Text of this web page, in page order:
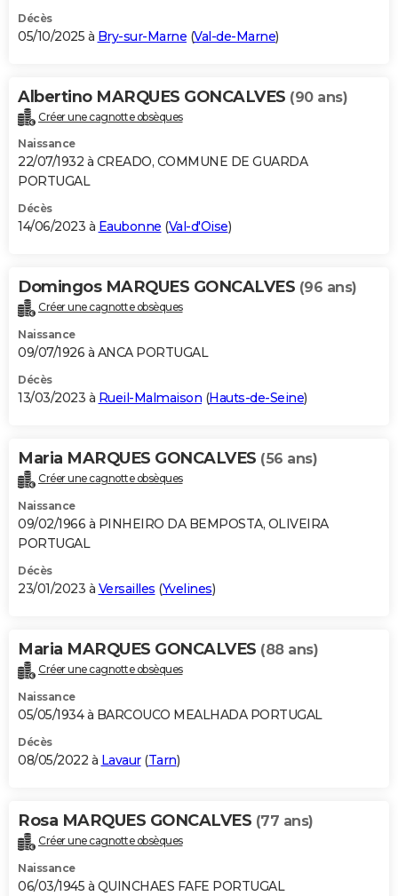
Décès
05/10/2025 à Bry-sur-Marne (Val-de-Marne)
Albertino MARQUES GONCALVES (90 ans)
Créer une cagnotte obsèques
Naissance
22/07/1932 à CREADO, COMMUNE DE GUARDA
PORTUGAL
Décès
14/06/2023 à Eaubonne (Val-d'Oise)
Domingos MARQUES GONCALVES (96 ans)
Créer une cagnotte obsèques
Naissance
09/07/1926 à ANCA PORTUGAL
Décès
13/03/2023 à Rueil-Malmaison (Hauts-de-Seine)
Maria MARQUES GONCALVES (56 ans)
Créer une cagnotte obsèques
Naissance
09/02/1966 à PINHEIRO DA BEMPOSTA, OLIVEIRA
PORTUGAL
Décès
23/01/2023 à Versailles (Yvelines)
Maria MARQUES GONCALVES (88 ans)
Créer une cagnotte obsèques
Naissance
05/05/1934 à BARCOUCO MEALHADA PORTUGAL
Décès
08/05/2022 à Lavaur(Tarn)
Rosa MARQUES GONCALVES (77 ans)
Créer une cagnotte obsèques
Naissance
06/03/1945 à QUINCHAES FAFE PORTUGAL